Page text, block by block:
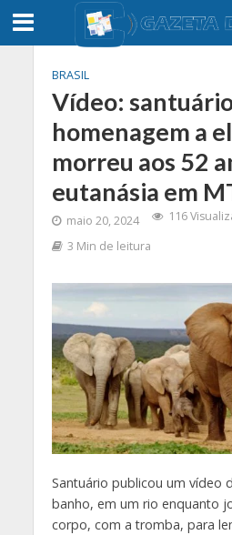
BRASIL
Vídeo:
homenagem a
morreu aos 52
eutanásia em
maio 20, 2024
116
3 Min de leitura
Santuário publicou um vídeo
banho, em um rio enquanto
corpo, com a tromba, para